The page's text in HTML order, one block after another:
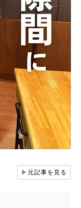
▶元記事を見る